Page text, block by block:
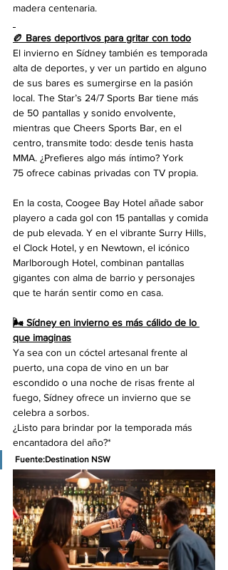
madera centenaria.
🏉 Bares deportivos para gritar con todo
El invierno en Sídney también es temporada
alta de deportes, y ver un partido en alguno
de sus bares es sumergirse en la pasión
local. The Star’s 24/7 Sports Bar tiene más
de 50 pantallas y sonido envolvente,
mientras que Cheers Sports Bar, en el
centro, transmite todo: desde tenis hasta
MMA. ¿Prefieres algo más íntimo? York
75 ofrece cabinas privadas con TV propia.
En la costa, Coogee Bay Hotel añade sabor
playero a cada gol con 15 pantallas y comida
de pub elevada. Y en el vibrante Surry Hills,
el Clock Hotel, y en Newtown, el icónico
Marlborough Hotel, combinan pantallas
gigantes con alma de barrio y personajes
que te harán sentir como en casa.
🌬️ Sídney en invierno es más cálido de lo
que imaginas
Ya sea con un cóctel artesanal frente al
puerto, una copa de vino en un bar
escondido o una noche de risas frente al
fuego, Sídney ofrece un invierno que se
celebra a sorbos.
¿Listo para brindar por la temporada más
encantadora del año?*
Fuente:Destination NSW